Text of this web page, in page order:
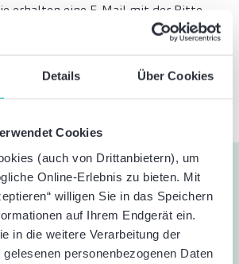
Details Über Cookies
Cookies
(auch von Drittanbietern), um
Online-Erlebnis zu bieten. Mit
willigen Sie in das Speichern
auf Ihrem Endgerät ein.
in die weitere Verarbeitung der
personenbezogenen Daten
erhalten eine E-Mail mit der Bitte
Im Anschluss senden wir Ihnen den
der Unterlagen per E-Mail zu.